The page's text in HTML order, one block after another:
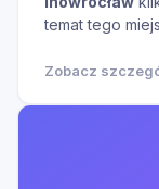
temat tego
Zobacz